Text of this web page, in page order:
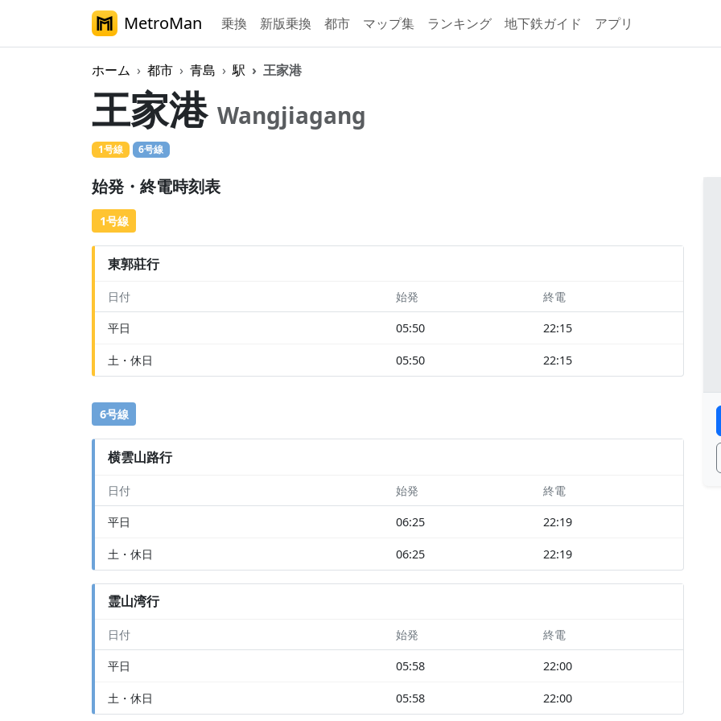
MetroMan 乗換 新版乗換 都市 マップ集 ランキング 地下鉄ガイド アプリ
ホーム 都市 青島 駅 王家港
王家港 Wangjiagang
1号線 6号線
始発・終電時刻表
1号線
東郭莊行
日付 始発 終電
平日 05:50 22:15
土・休日 05:50 22:15
6号線
横雲山路行
日付 始発 終電
平日 06:25 22:19
土・休日 06:25 22:19
霊山湾行
日付 始発 終電
平日 05:58 22:00
土・休日 05:58 22:00